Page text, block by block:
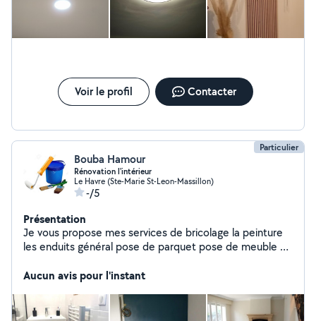
Voir le profil Contacter
Particulier
Bouba Hamour
Rénovation l'intérieur
Le Havre (Ste-Marie St-Leon-Massillon)
-/5
Présentation
Je vous propose mes services de bricolage la peinture
les enduits général pose de parquet pose de meuble de
Aucun avis pour l'instant